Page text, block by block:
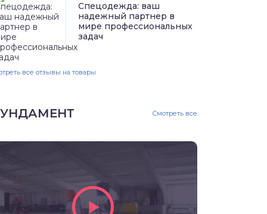
Спецодежда: ваш
надежный партнер в
мире профессиональных
задач
все отзывы на товары
Смотреть все